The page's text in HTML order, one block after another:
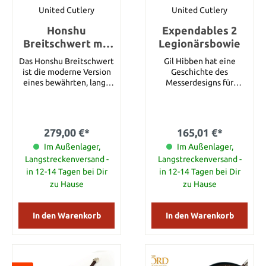
United Cutlery
Honshu
Breitschwert mit
Scheide
Das Honshu Breitschwert
ist die moderne Version
eines bewährten, lange
einer perfekten Klinge-
zu-Heft-Balance. Es hat
eine rasiermesserscharfe,
84,8 cm lange Klinge aus
1060 Hartstahl mit
partieller Hohlkehle, die
traditionellen
Handschutz reicht. Der
Ihnen einen rutschfesten
Handschutz als auch
279,00 €*
Im Außenlager,
Langstreckenversand -
in 12-14 Tagen bei Dir
zu Hause
In den Warenkorb
United Cutlery
Expendables 2
Legionärsbowie
Gil Hibben hat eine
Geschichte des
Messerdesigns für
beauftragte Gil mehrere
Messer für The
Expendables und The
Expendables 2 zu
entwerfen. Eines von
ihnen war ein nie zuvor
angefertigtes
Legionärsbowie. Das
24 cm lange Klinge aus
hochglanzpolierten
165,01 €*
Im Außenlager,
Langstreckenversand -
in 12-14 Tagen bei Dir
zu Hause
In den Warenkorb